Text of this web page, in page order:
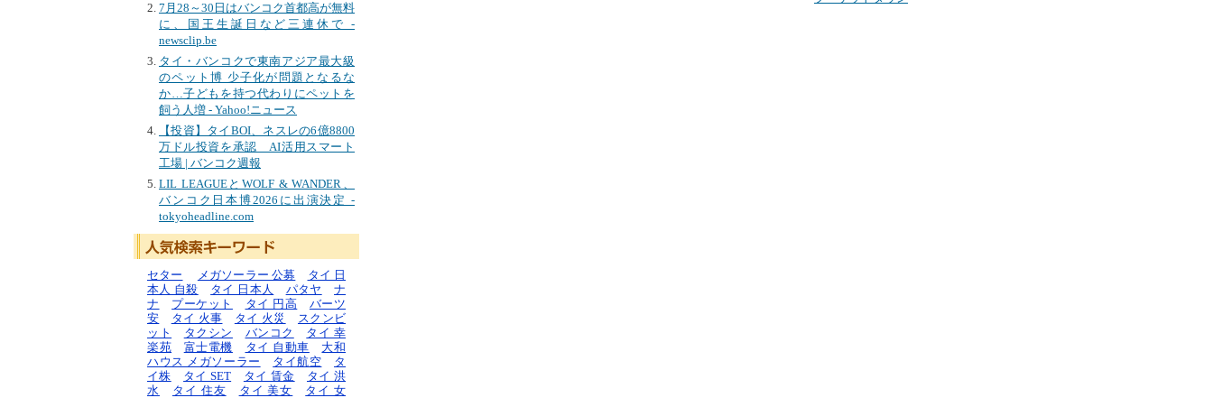
7月28～30日はバンコク首都高が無料
に、国王生誕日など三連休で -
newsclip.be
タイ・バンコクで東南アジア最大級
のペット博 少子化が問題となるな
か…子どもを持つ代わりにペットを
飼う人増 - Yahoo!ニュース
【投資】タイBOI、ネスレの6億8800
万ドル投資を承認 AI活用スマート
工場 | バンコク週報
LIL LEAGUEとWOLF & WANDER、
バンコク日本博2026に出演決定 -
tokyoheadline.com
セター メガソーラー 公募
タイ 日
本人 自殺
タイ 日本人 パタヤ
ナ
ナ
プーケット タイ 円高
バーツ
安
タイ 火事 タイ 火災
スクンビ
ット
タクシン バンコク
タイ 幸
楽苑
富士電機 タイ 自動車
大和
ハウス メガソーラー
タイ航空
タ
イ株
タイ SET タイ 賃金
タイ 洪
水
タイ 住友 タイ 美女 タイ 女